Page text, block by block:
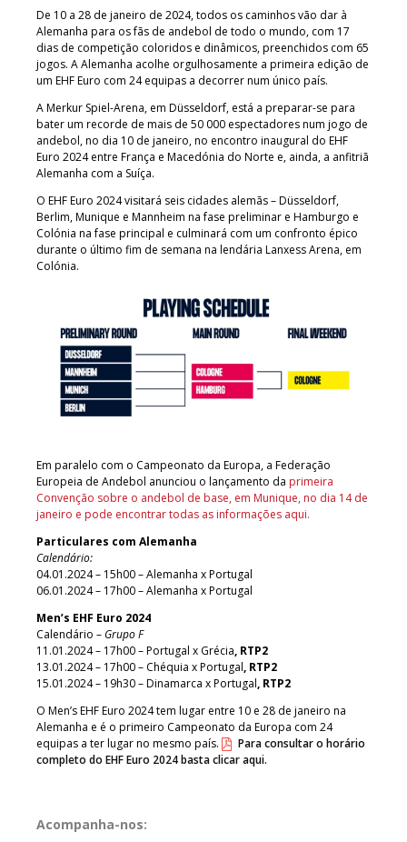
De 10 a 28 de janeiro de 2024, todos os caminhos vão dar à
Alemanha para os fãs de andebol de todo o mundo, com 17
dias de competição coloridos e dinâmicos, preenchidos com 65
jogos. A Alemanha acolhe orgulhosamente a primeira edição de
um EHF Euro com 24 equipas a decorrer num único país.
A Merkur Spiel-Arena, em Düsseldorf, está a preparar-se para
bater um recorde de mais de 50 000 espectadores num jogo de
andebol, no dia 10 de janeiro, no encontro inaugural do EHF
Euro 2024 entre França e Macedónia do Norte e, ainda, a anfitriã
Alemanha com a Suíça.
O EHF Euro 2024 visitará seis cidades alemãs – Düsseldorf,
Berlim, Munique e Mannheim na fase preliminar e Hamburgo e
Colónia na fase principal e culminará com um confronto épico
durante o último fim de semana na lendária Lanxess Arena, em
Colónia.
Em paralelo com o Campeonato da Europa, a Federação
Europeia de Andebol anunciou o lançamento da primeira
Convenção sobre o andebol de base, em Munique, no dia 14 de
janeiro e pode encontrar todas as informações aqui.
Particulares com Alemanha
Calendário:
04.01.2024 – 15h00 – Alemanha x Portugal
06.01.2024 – 17h00 – Alemanha x Portugal
Men’s EHF Euro 2024
Calendário – Grupo F
11.01.2024 – 17h00 – Portugal x Grécia, RTP2
13.01.2024 – 17h00 – Chéquia x Portugal, RTP2
15.01.2024 – 19h30 – Dinamarca x Portugal, RTP2
O Men’s EHF Euro 2024 tem lugar entre 10 e 28 de janeiro na
Alemanha e é o primeiro Campeonato da Europa com 24
equipas a ter lugar no mesmo país.
Para consultar o horário
completo do EHF Euro 2024 basta clicar aqui.
Acompanha-nos: